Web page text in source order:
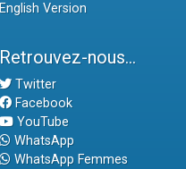
English Version
Retrouvez-nous...
Twitter
Facebook
YouTube
WhatsApp
WhatsApp Femmes